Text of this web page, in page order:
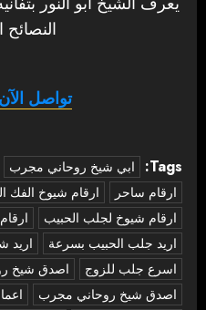
النصائح
تواصل
Tags: ‏ابي شيخ روحاني مجرب
ارقام ساحر
ارقام شيوخ
ارقام شيوخ لجلب الحبيب
اريد جلب الحبيب بسرعة
اريد
اسرع جلب للزوج
اصدق شيخ
اصدق شيخ روحاني مجرب